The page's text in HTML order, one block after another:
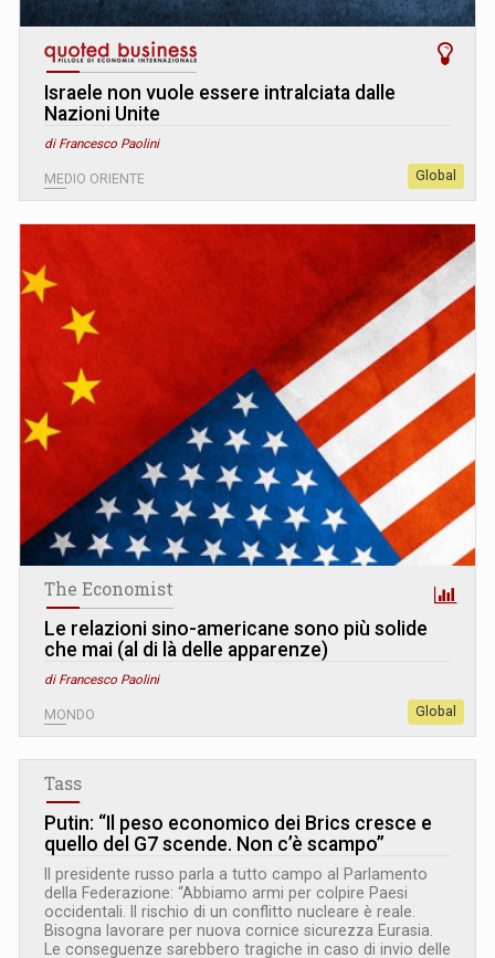
Israele non vuole essere intralciata dalle
Nazioni Unite
di Francesco Paolini
MEDIO ORIENTE Global
The Economist
Le relazioni sino-americane sono più solide
che mai (al di là delle apparenze)
di Francesco Paolini
MONDO Global
Tass
Putin: “Il peso economico dei Brics cresce e
quello del G7 scende. Non c’è scampo”
Il presidente russo parla a tutto campo al Parlamento
della Federazione: “Abbiamo armi per colpire Paesi
occidentali. Il rischio di un conflitto nucleare è reale.
Bisogna lavorare per nuova cornice sicurezza Eurasia.
Le conseguenze sarebbero tragiche in caso di invio delle